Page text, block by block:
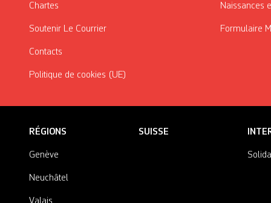
Chartes
Soutenir Le Courrier
Contacts
Politique de cookies (UE)
Naissances
Formulaire
RÉGIONS
Genève
Neuchâtel
SUISSE